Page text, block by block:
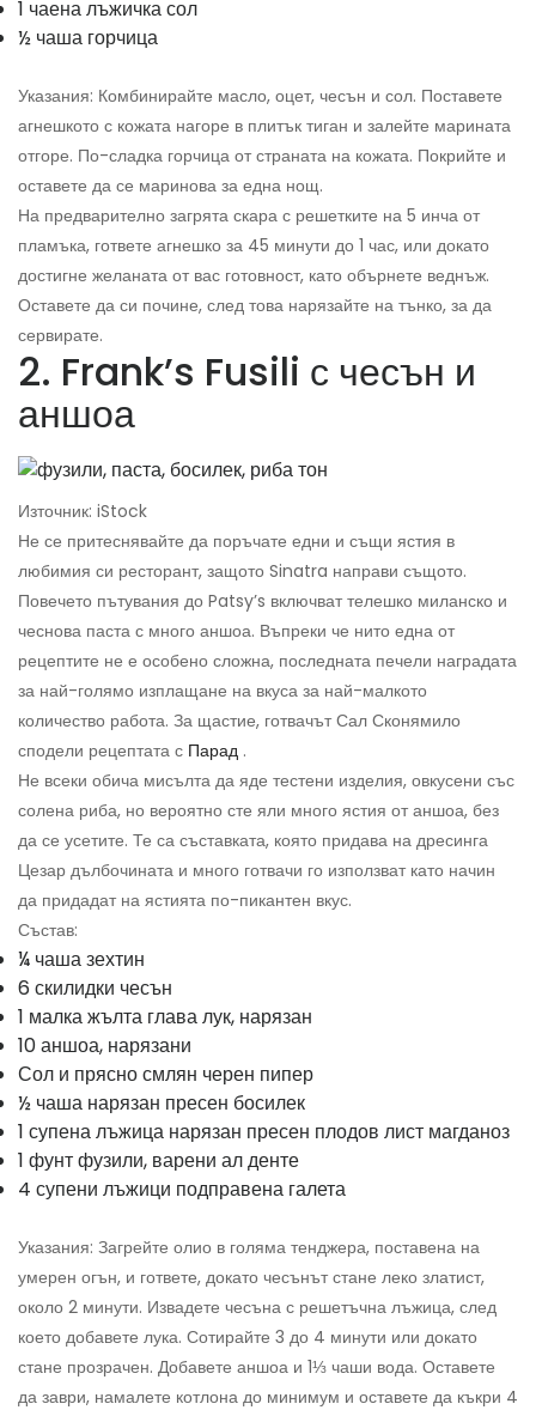
1 чаена лъжичка сол
½ чаша горчица
Указания: Комбинирайте масло, оцет, чесън и сол. Поставете
агнешкото с кожата нагоре в плитък тиган и залейте марината
отгоре. По-сладка горчица от страната на кожата. Покрийте и
оставете да се маринова за една нощ.
На предварително загрята скара с решетките на 5 инча от
пламъка, гответе агнешко за 45 минути до 1 час, или докато
достигне желаната от вас готовност, като обърнете веднъж.
Оставете да си почине, след това нарязайте на тънко, за да
сервирате.
2. Frank’s Fusili с чесън и
аншоа
Източник: iStock
Не се притеснявайте да поръчате едни и същи ястия в
любимия си ресторант, защото Sinatra направи същото.
Повечето пътувания до Patsy’s включват телешко миланско и
чеснова паста с много аншоа. Въпреки че нито една от
рецептите не е особено сложна, последната печели наградата
за най-голямо изплащане на вкуса за най-малкото
количество работа. За щастие, готвачът Сал Сконямило
сподели рецептата с Парад .
Не всеки обича мисълта да яде тестени изделия, овкусени със
солена риба, но вероятно сте яли много ястия от аншоа, без
да се усетите. Те са съставката, която придава на дресинга
Цезар дълбочината и много готвачи го използват като начин
да придадат на ястията по-пикантен вкус.
Състав:
¼ чаша зехтин
6 скилидки чесън
1 малка жълта глава лук, нарязан
10 аншоа, нарязани
Сол и прясно смлян черен пипер
½ чаша нарязан пресен босилек
1 супена лъжица нарязан пресен плодов лист магданоз
1 фунт фузили, варени ал денте
4 супени лъжици подправена галета
Указания: Загрейте олио в голяма тенджера, поставена на
умерен огън, и гответе, докато чесънът стане леко златист,
около 2 минути. Извадете чесъна с решетъчна лъжица, след
което добавете лука. Сотирайте 3 до 4 минути или докато
стане прозрачен. Добавете аншоа и 1⅓ чаши вода. Оставете
да заври, намалете котлона до минимум и оставете да къкри 4